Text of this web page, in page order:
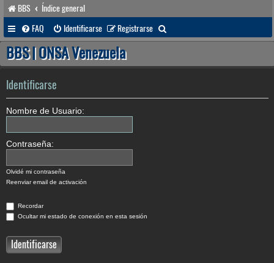
BBS
Índice general
FAQ
Identificarse Registrarse
u
a
BBS | ONSA Venezuela
Identificarse
Nombre de Usuario:
Contraseña:
Olvidé mi contraseña
Reenviar email de activación
Recordar
Ocultar mi estado de conexión en esta sesión